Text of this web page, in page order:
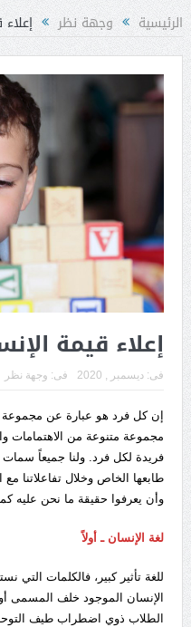
الرئيسية وجهة نظر
إعلاء قيمة
فى: ديسمبر , 2020 فى: وجهة نظر
إن كل فرد هو عبارة عن مجموعة
مجموعة متنوعة من الاهتمامات
فريدة لكل فرد. ولنا جميعاً
طابعها الخاص وخلال تفاعلاتنا
وأن يعرفوا حقيقة ما نحن عليه
لغة الإنسان ـ أولاً
للغة تأثير كبير، فالكلمات
الإنسان الموجود خلف المسمى
الطلاب ذوي اضطراب طيف التوحد